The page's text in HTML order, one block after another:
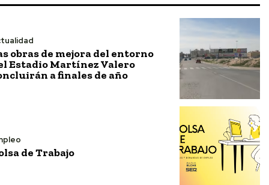
obras de mejora del entorno
Estadio Martínez Valero
a finales de año
de Trabajo